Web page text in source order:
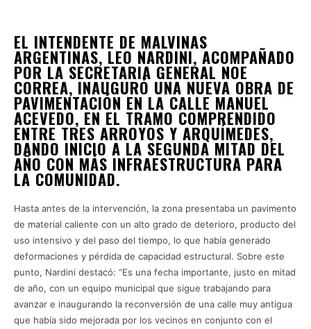
EL INTENDENTE DE MALVINAS
ARGENTINAS, LEO NARDINI, ACOMPAÑADO
POR LA SECRETARIA GENERAL NOE
CORREA, INAUGURÓ UNA NUEVA OBRA DE
PAVIMENTACIÓN EN LA CALLE MANUEL
ACEVEDO, EN EL TRAMO COMPRENDIDO
ENTRE TRES ARROYOS Y ARQUÍMEDES,
DANDO INICIO A LA SEGUNDA MITAD DEL
AÑO CON MÁS INFRAESTRUCTURA PARA
LA COMUNIDAD.
Hasta antes de la intervención, la zona presentaba un pavimento
de material caliente con un alto grado de deterioro, producto del
uso intensivo y del paso del tiempo, lo que había generado
deformaciones y pérdida de capacidad estructural. Sobre este
punto, Nardini destacó: “Es una fecha importante, justo en mitad
de año, con un equipo municipal que sigue trabajando para
avanzar e inaugurando la reconversión de una calle muy antigua
que había sido mejorada por los vecinos en conjunto con el